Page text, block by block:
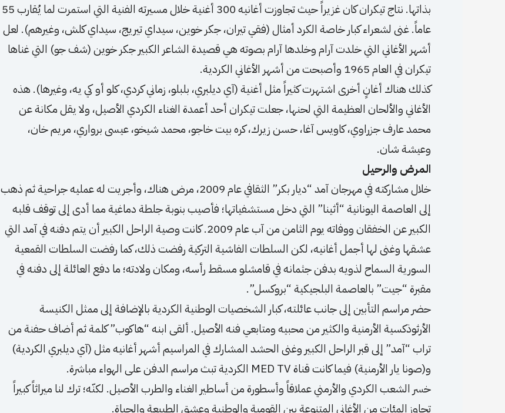
بذاتها. نتاج تيكران كان غزيراً حيث تجاوزت أغانيه 300 أغنية خلال مسيرته الفنية التي استمرت لما يُقارب 55
عاماً. غنى لشعراء كبار خاصة الكرد أمثال (فقي تيران، جكر خوين، سيداي تيريج، سيداي كلش، وغيرهم). لعل
أشهر الأغاني التي خلدت آرام وخلدها آرام بصوته هي قصيدة الشاعر الكبير جكر خوين (شف جو) التي غناها
تيكران في العام 1965 وأصبحت من أشهر الأغاني الكردية.
كذلك هناك أغانٍ أخرى اشتهرت كثيراً مثل أغنية (آي ديلبري، بلبلو، زماني كردي، كلو أو كي يه، وغيرها). هذه
الأغاني والألحان العظيمة التي لحنها، جعلت تيكران أحد أعمدة الغناء الكردي الأصيل، ولا يقل مكانة عن
محمد عارف جزراوي، كاويس آغا، حسن زيرك، كره بيت خاجو، محمد شيخو، عيسى برواري، مريم خان،
وعيشة شان.
المرض والرحيل
خلال مشاركته في مهرجان آمد “ديار بكر” الثقافي عام 2009، مرض هناك، وأجريت له عمليه جراحية ثم ذهب
إلى العاصمة اليونانية “أثينا” التي دخل مستشفياتها؛ فأصيب بنوبة جلطة دماغية مما أدى إلى توقف قلبه
الكبير عن الخفقان ووفاته يوم الثامن من آب عام 2009. كانت وصية الراحل الكبير أن يتم دفنه في آمد التي
عشقها وغنى لها أجمل أغانيه، لكن السلطات الفاشية التركية رفضت ذلك، كما رفضت السلطات القمعية
السورية السماح لذويه بدفن جثمانه في قامشلو مسقط رأسه، ومكان ولادته؛ ما دفع العائلة إلى دفنه في
مقبرة “جيت” بالعاصمة البلجيكية “بروكسل”.
حضر مراسم التأبين إلى جانب عائلته، كبار الشخصيات الوطنية الكردية بالإضافة إلى ممثل الكنيسة
الأرثوذكسية الأرمنية والكثير من محبيه ومتابعي فنه الأصيل. ألقى ابنه “هاكوب” كلمة ثم أضاف حفنة من
تراب “آمد” إلى قبر الراحل الكبير وغنى الحشد المشارك في المراسيم أشهر أغانيه مثل (آي ديلبري الكردية)
و(صونا يار الأرمنية) فيما كانت قناة MED TV الكردية تبث مراسم الدفن على الهواء مباشرة.
خسر الشعب الكردي والأرمني عملاقاً وأسطورة من أساطير الغناء والطرب الأصيل. لكنّه؛ ترك لنا ميراثاً كبيراً
تجاوز المئات من الأغاني المتنوعة بين القومية والوطنية وعشق الطبيعة والحياة.